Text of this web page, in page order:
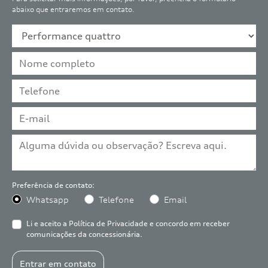
abaixo que entraremos em contato.
Preferência de contato:
Whatsapp Telefone Email
Li e aceito a Política de Privacidade e concordo em receber
comunicações da concessionária.
Entrar em contato